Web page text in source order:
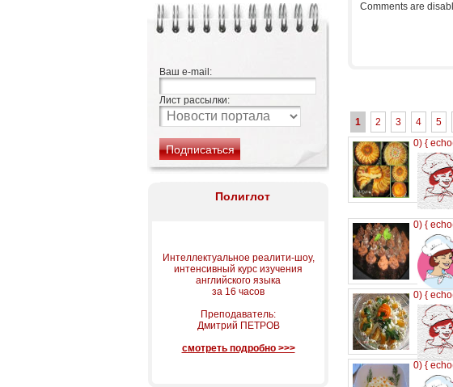
Ваш e-mail:
Лист рассылки:
Полиглот
Интеллектуальное реалити-шоу,
интенсивный курс изучения
английского языка
за 16 часов
Преподаватель:
Дмитрий ПЕТРОВ
смотреть подробно >>>
Comments are
1 2 3 4 5
0) {
0) {
0) {
0) {